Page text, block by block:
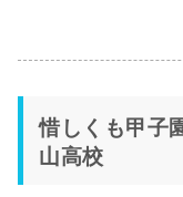
惜しくも甲子
山高校